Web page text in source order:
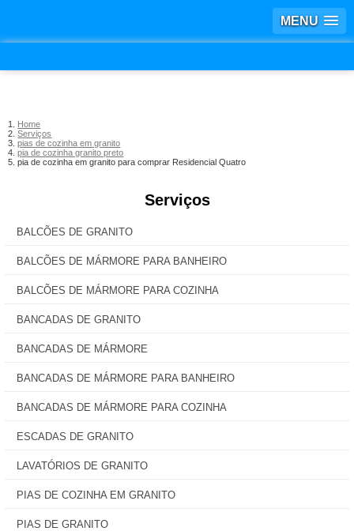
MENU
Home
Serviços
pias de cozinha em granito
pia de cozinha granito preto
pia de cozinha em granito para comprar Residencial Quatro
Serviços
BALCÕES DE GRANITO
BALCÕES DE MÁRMORE PARA BANHEIRO
BALCÕES DE MÁRMORE PARA COZINHA
BANCADAS DE GRANITO
BANCADAS DE MÁRMORE
BANCADAS DE MÁRMORE PARA BANHEIRO
BANCADAS DE MÁRMORE PARA COZINHA
ESCADAS DE GRANITO
LAVATÓRIOS DE GRANITO
PIAS DE COZINHA EM GRANITO
PIAS DE GRANITO